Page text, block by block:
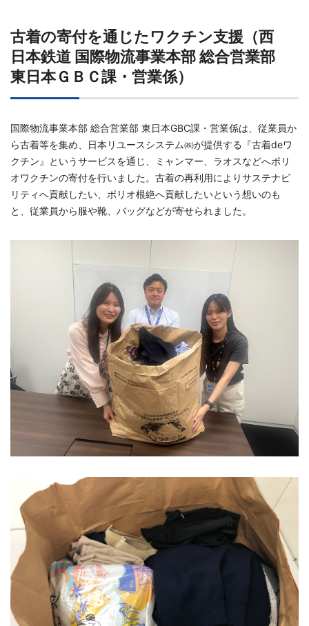
古着の寄付を通じたワクチン支援（西
日本鉄道 国際物流事業本部 総合営業部
東日本ＧＢＣ課・営業係）
国際物流事業本部 総合営業部 東日本GBC課・営業係は、従業員か
ら古着等を集め、日本リユースシステム㈱が提供する『古着deワ
クチン』というサービスを通じ、ミャンマー、ラオスなどへポリ
オワクチンの寄付を行いました。古着の再利用によりサステナビ
リティへ貢献したい、ポリオ根絶へ貢献したいという想いのも
と、従業員から服や靴、バッグなどが寄せられました。